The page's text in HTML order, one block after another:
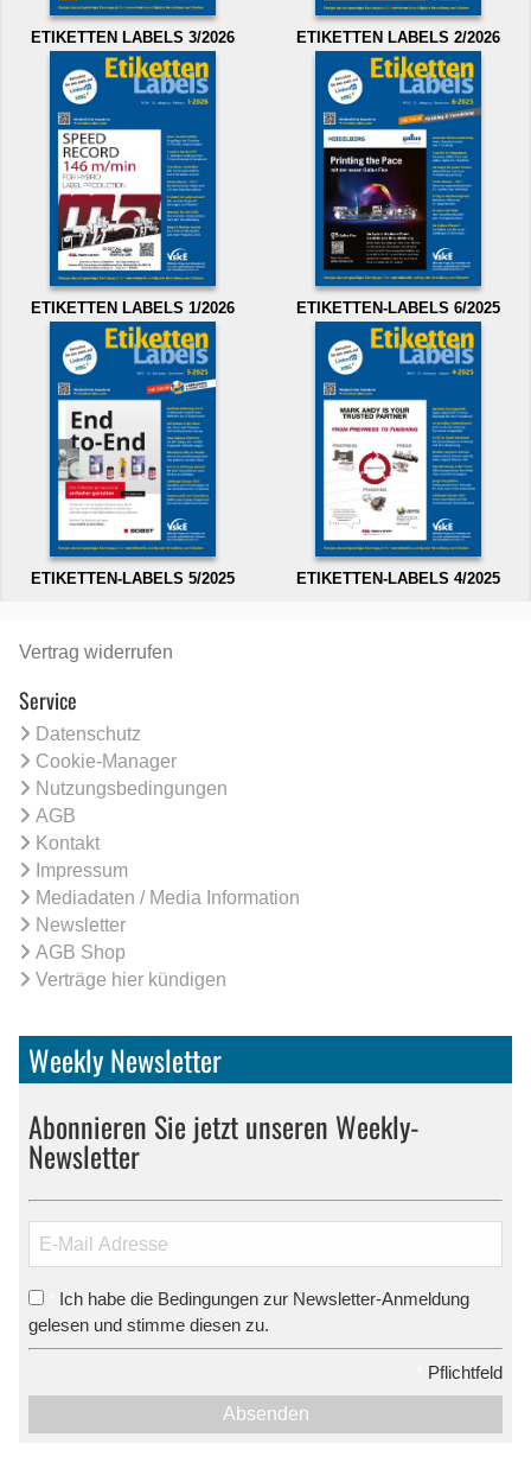
ETIKETTEN LABELS 3/2026 ETIKETTEN LABELS 2/2026
ETIKETTEN LABELS 1/2026 ETIKETTEN-LABELS 6/2025
ETIKETTEN-LABELS 5/2025 ETIKETTEN-LABELS 4/2025
Vertrag widerrufen
Service
Datenschutz
Cookie-Manager
Nutzungsbedingungen
AGB
Kontakt
Impressum
Mediadaten / Media Information
Newsletter
AGB Shop
Verträge hier kündigen
Weekly Newsletter
Abonnieren Sie jetzt unseren Weekly-
Newsletter
Ich habe die Bedingungen zur Newsletter-Anmeldung
gelesen und stimme diesen zu.
Pflichtfeld
Absenden